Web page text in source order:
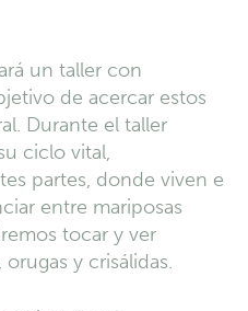
un taller con
de acercar estos
Durante el taller
ciclo vital,
partes, donde viven e
entre mariposas
tocar y ver
y crisálidas.